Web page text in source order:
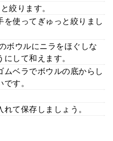
絞ります。
使ってぎゅっと絞りまし
ボウルにニラをほぐしな
して和えます。
ベラでボウルの底からし
す。
て保存しましょう。